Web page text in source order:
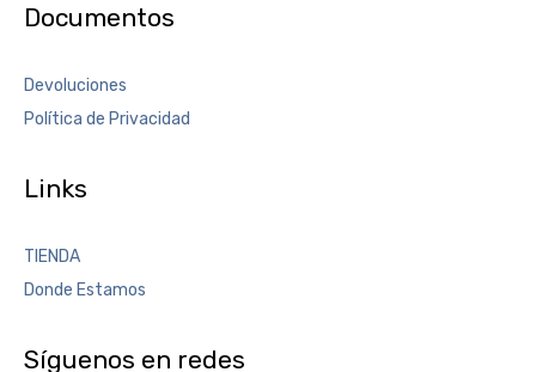
Documentos
Devoluciones
Política de Privacidad
Links
TIENDA
Donde Estamos
Síguenos en redes